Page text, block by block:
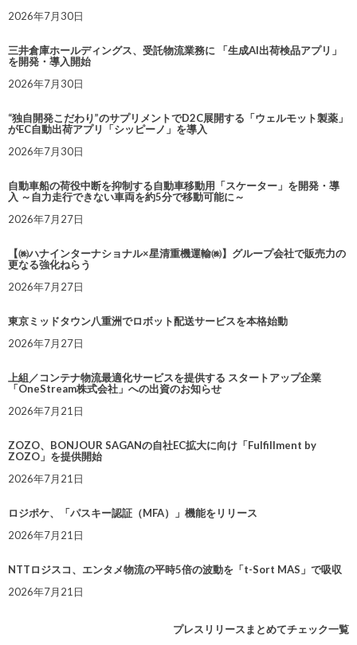
2026年7月30日
三井倉庫ホールディングス、受託物流業務に 「生成AI出荷検品アプリ」
を開発・導入開始
2026年7月30日
“独自開発こだわり”のサプリメントでD2C展開する「ウェルモット製薬」
がEC自動出荷アプリ「シッピーノ」を導入
2026年7月30日
自動車船の荷役中断を抑制する自動車移動用「スケーター」を開発・導
入 ～自力走行できない車両を約5分で移動可能に～
2026年7月27日
【㈱ハナインターナショナル×星清重機運輸㈱】グループ会社で販売力の
更なる強化ねらう
2026年7月27日
東京ミッドタウン八重洲でロボット配送サービスを本格始動
2026年7月27日
上組／コンテナ物流最適化サービスを提供する スタートアップ企業
「OneStream株式会社」への出資のお知らせ
2026年7月21日
ZOZO、BONJOUR SAGANの自社EC拡大に向け「Fulfillment by
ZOZO」を提供開始
2026年7月21日
ロジポケ、「パスキー認証（MFA）」機能をリリース
2026年7月21日
NTTロジスコ、エンタメ物流の平時5倍の波動を「t-Sort MAS」で吸収
2026年7月21日
プレスリリースまとめてチェック一覧